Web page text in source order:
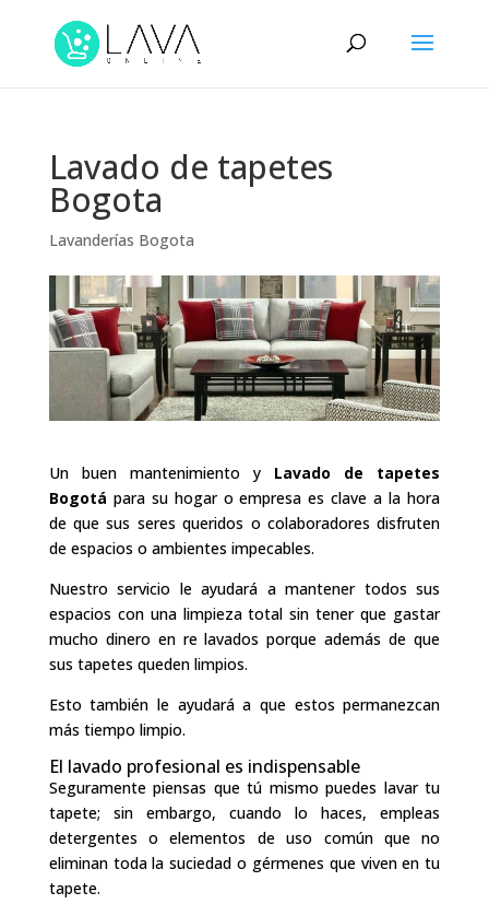
Lavado de tapetes
Bogota
Lavanderías Bogota
Un buen mantenimiento y Lavado de tapetes
Bogotá para su hogar o empresa es clave a la hora
de que sus seres queridos o colaboradores disfruten
de espacios o ambientes impecables.
Nuestro servicio le ayudará a mantener todos sus
espacios con una limpieza total sin tener que gastar
mucho dinero en re lavados porque además de que
sus tapetes queden limpios.
Esto también le ayudará a que estos permanezcan
más tiempo limpio.
El lavado profesional es indispensable
Seguramente piensas que tú mismo puedes lavar tu
tapete; sin embargo, cuando lo haces, empleas
detergentes o elementos de uso común que no
eliminan toda la suciedad o gérmenes que viven en tu
tapete.